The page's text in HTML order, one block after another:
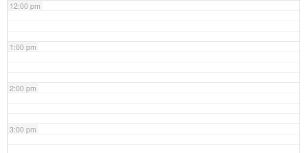
12:00 pm
1:00 pm
2:00 pm
3:00 pm